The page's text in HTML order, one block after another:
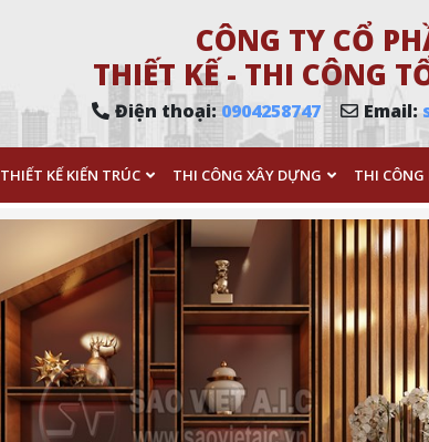
CÔNG TY CỔ
THIẾT KẾ - THI CÔNG
Điện thoại:0904258747 Email:
THIẾT KẾ KIẾN TRÚC THI CÔNG XÂY DỰNG THI